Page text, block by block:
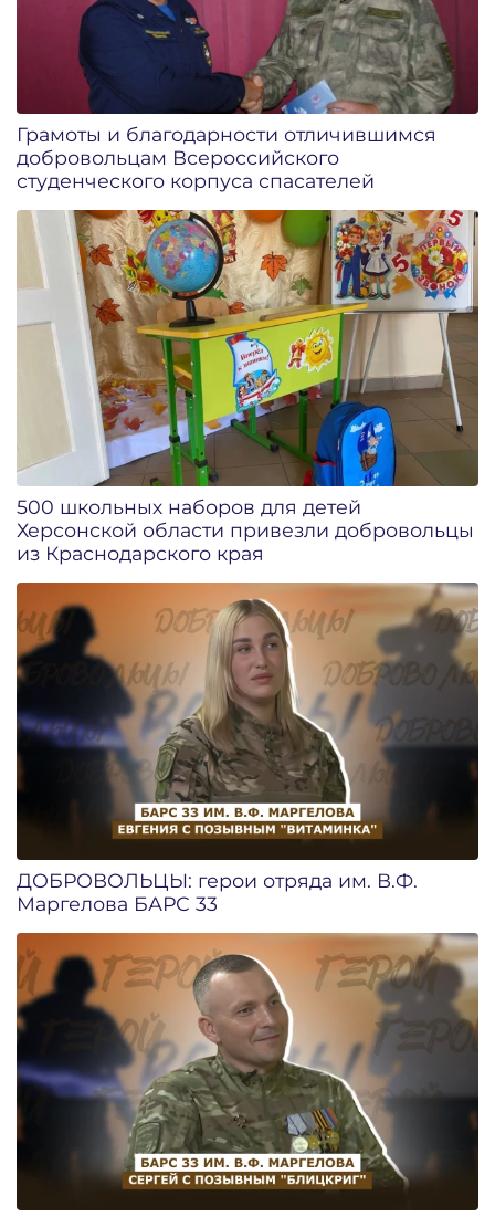
Грамоты и благодарности отличившимся
добровольцам Всероссийского
студенческого корпуса спасателей
500 школьных наборов для детей
Херсонской области привезли добровольцы
из Краснодарского края
ДОБРОВОЛЬЦЫ: герои отряда им. В.Ф.
Маргелова БАРС 33